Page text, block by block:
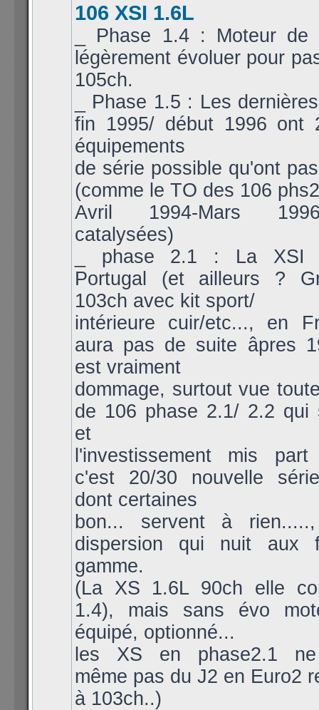
106 XSI 1.6L
_ Phase 1.4 : Moteur
légèrement évoluer pour
105ch.
_ Phase 1.5 : Les
fin 1995/ début 1996 ont
équipements
de série possible qu'ont
(comme le TO des 106
Avril 1994-Mars
catalysées)
_ phase 2.1 : La XSI
Portugal (et ailleurs ?
103ch avec kit sport/
intérieure cuir/etc..., en
aura pas de suite âpres
est vraiment
dommage, surtout vue
de 106 phase 2.1/ 2.2 qui
et
l'investissement mis
c'est 20/30 nouvelle
dont certaines
bon... servent à
dispersion qui nuit aux
gamme.
(La XS 1.6L 90ch elle
1.4), mais sans évo
équipé, optionné...
les XS en phase2.1 ne
même pas du J2 en Euro2
à 103ch..)